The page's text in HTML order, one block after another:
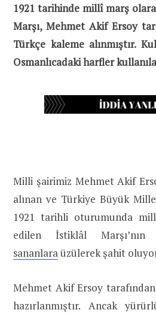
1921 tarihinde millî marş
Marşı, Mehmet Akif Ersoy
Türkçe kaleme alınmıştır.
Osmanlıcadaki harfler
Milli şairimiz Mehmet Akif
alınan ve Türkiye Büyük
1921 tarihli oturumunda
edilen İstiklâl Marşı’nın
sananlaraüzülerek şahit
Mehmet Akif Ersoy
hazırlanmıştır. Ancak